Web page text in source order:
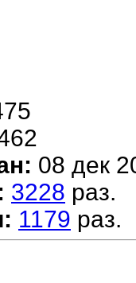
08 дек
3228 раз.
1179 раз.